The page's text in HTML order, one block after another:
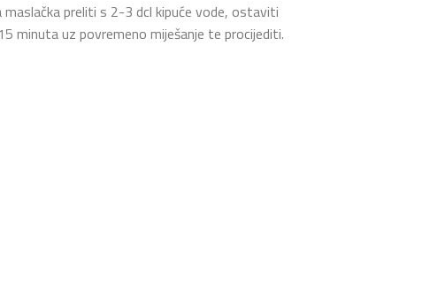
maslačka preliti s 2-3 dcl kipuće vode, ostaviti
minuta uz povremeno miješanje te procijediti.